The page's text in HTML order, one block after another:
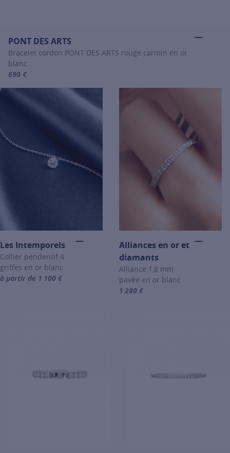
PONT DES ARTS
Bracelet cordon PONT DES ARTS rouge carmin en or
blanc
690 €
Les Intemporels
Collier pendentif 4
griffes en or blanc
à partir de 1 100 €
For more information about Les Intemporels, click on the
Alliances en or et
diamants
Alliance 1,8 mm
pavée en or blanc
1 280 €